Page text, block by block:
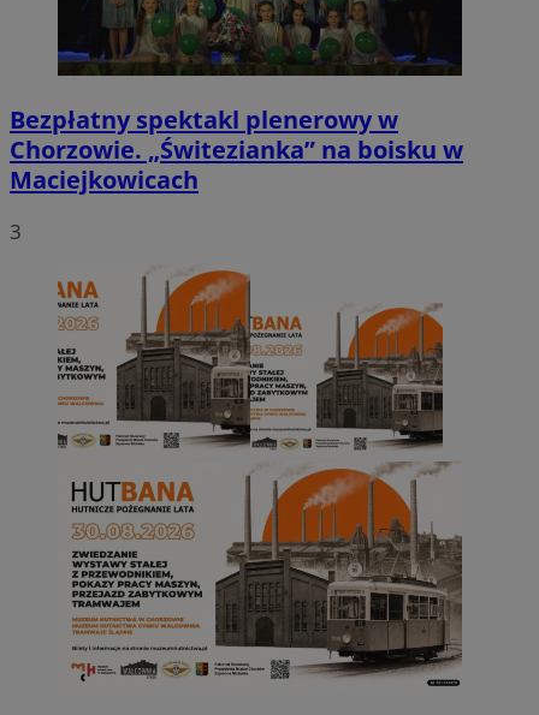
Bezpłatny spektakl plenerowy w
Chorzowie. „Świtezianka” na boisku w
Maciejkowicach
3